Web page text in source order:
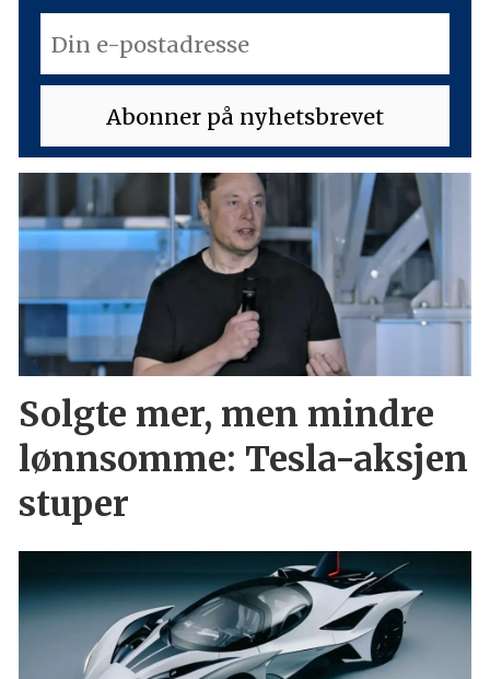
Solgte mer, men mindre
lønnsomme: Tesla-aksjen
stuper